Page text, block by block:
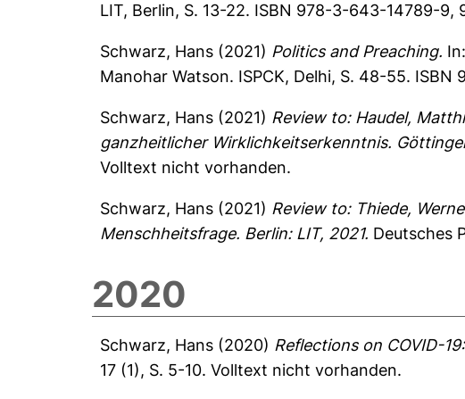
LIT, Berlin, S. 13-22. ISBN 978-3-643-14789-
Schwarz, Hans (2021) Politics and Preaching. In:
Manohar Watson. ISPCK, Delhi, S. 48-55.
Schwarz, Hans (2021) Review to: Haudel,
ganzheitlicher Wirklichkeitserkenntnis.
Volltext nicht vorhanden.
Schwarz, Hans (2021) Review to: Thiede,
Menschheitsfrage. Berlin: LIT, 2021. Deutsches
2020
Schwarz, Hans (2020) Reflections on COVID-
17 (1), S. 5-10.Volltext nicht vorhanden.